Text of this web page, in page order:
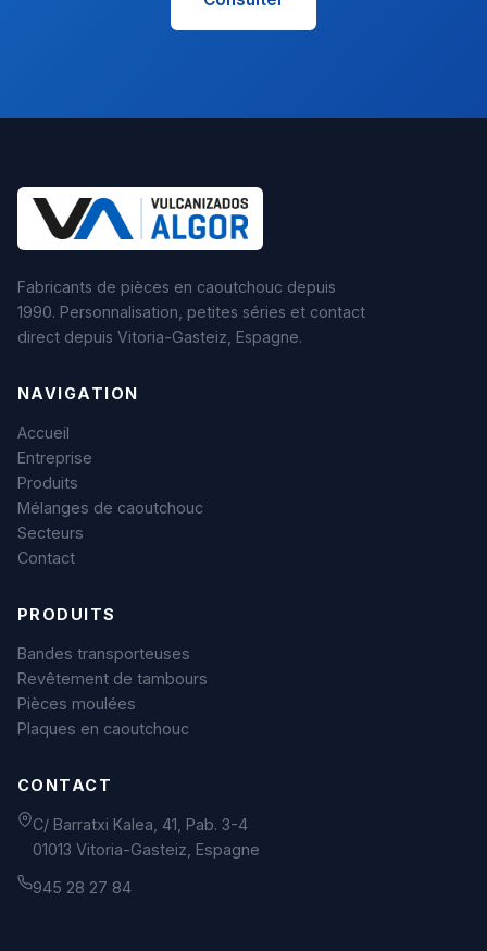
Fabricants de pièces en caoutchouc depuis
1990. Personnalisation, petites séries et contact
direct depuis Vitoria-Gasteiz, Espagne.
NAVIGATION
Accueil
Entreprise
Produits
Mélanges de caoutchouc
Secteurs
Contact
PRODUITS
Bandes transporteuses
Revêtement de tambours
Pièces moulées
Plaques en caoutchouc
CONTACT
C/ Barratxi Kalea, 41, Pab. 3-4
01013 Vitoria-Gasteiz, Espagne
945 28 27 84